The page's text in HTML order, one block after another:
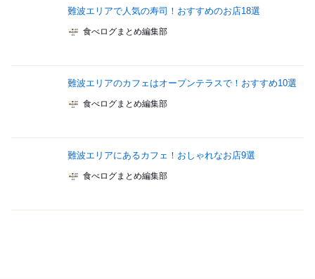
難波エリアで人気の寿司！おすすめのお店18選
食べログまとめ編集部
難波エリアのカフェはオープンテラスで！おすすめ10選
食べログまとめ編集部
難波エリアにあるカフェ！おしゃれなお店9選
食べログまとめ編集部